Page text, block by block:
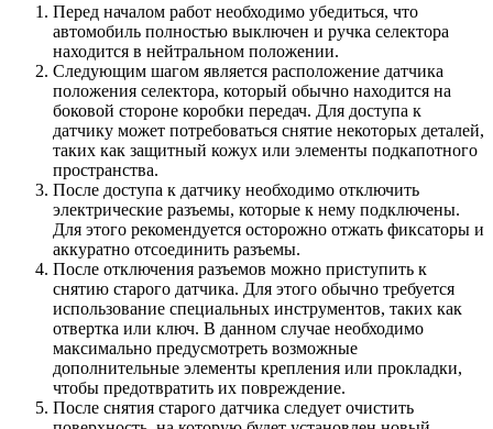
Перед началом работ необходимо убедиться, что
автомобиль полностью выключен и ручка селектора
находится в нейтральном положении.
Следующим шагом является расположение датчика
положения селектора, который обычно находится на
боковой стороне коробки передач. Для доступа к
датчику может потребоваться снятие некоторых деталей,
таких как защитный кожух или элементы подкапотного
пространства.
После доступа к датчику необходимо отключить
электрические разъемы, которые к нему подключены.
Для этого рекомендуется осторожно отжать фиксаторы и
аккуратно отсоединить разъемы.
После отключения разъемов можно приступить к
снятию старого датчика. Для этого обычно требуется
использование специальных инструментов, таких как
отвертка или ключ. В данном случае необходимо
максимально предусмотреть возможные
дополнительные элементы крепления или прокладки,
чтобы предотвратить их повреждение.
После снятия старого датчика следует очистить